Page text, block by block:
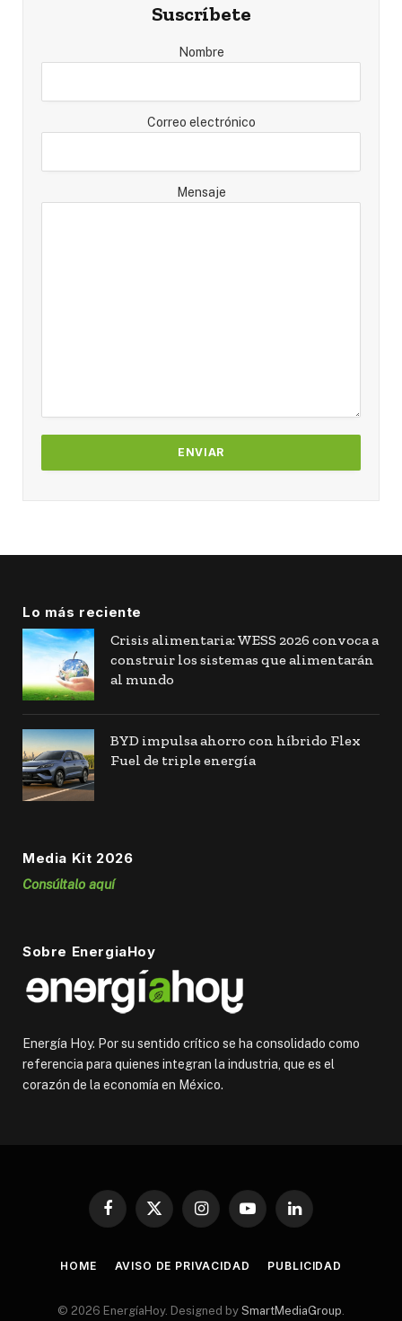
Suscríbete
Nombre
Correo electrónico
Mensaje
Lo más reciente
Crisis alimentaria: WESS 2026 convoca a
construir los sistemas que alimentarán
al mundo
BYD impulsa ahorro con híbrido Flex
Fuel de triple energía
Media Kit 2026
Consúltalo aquí
Sobre EnergiaHoy
Energía Hoy. Por su sentido crítico se ha consolidado como
referencia para quienes integran la industria, que es el
corazón de la economía en México.
Facebook
X
InstagramYouTubeLinkedIn
HOME AVISO DE PRIVACIDAD PUBLICIDAD
© 2026 EnergíaHoy. Designed by SmartMediaGroup.